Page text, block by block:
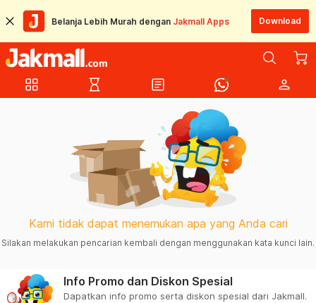
Belanja Lebih Murah dengan Jakmall Apps Download
grid_view hourglass_empty article person
Kami tidak dapat menemukan apa yang Anda cari
Silakan melakukan pencarian kembali dengan menggunakan kata kunci lain.
Info Promo dan Diskon Spesial
Dapatkan info promo serta diskon spesial dari Jakmall.